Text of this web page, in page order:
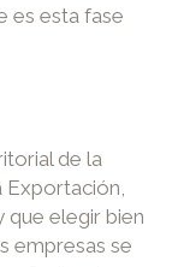
es esta fase
de la
Exportación,
que elegir bien
empresas se